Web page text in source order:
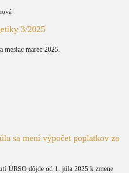
3/2025
mesiac marec 2025.
sa mení výpočet poplatkov za
ÚRSO dôjde od 1. júla 2025 k zmene